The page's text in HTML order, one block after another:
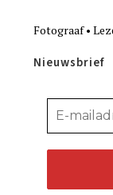
Fotograaf •
Nieuwsbrief